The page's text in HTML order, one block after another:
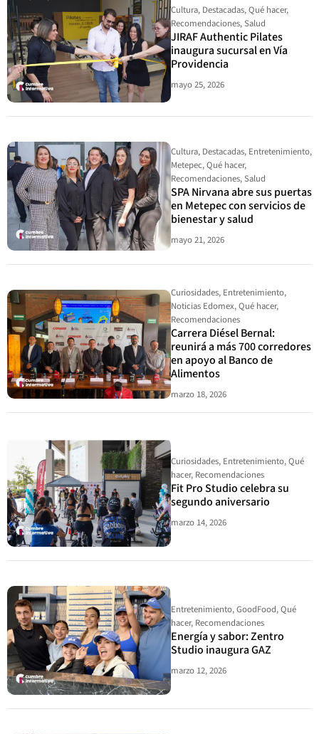
Cultura, Destacadas,Qué hacer,
Recomendaciones,Salud
JIRAF Authentic Pilates
inaugura sucursal en Vía
Providencia
mayo 25, 2026
Cultura, Destacadas, Entretenimiento,
Metepec,Qué hacer,
Recomendaciones,Salud
SPA Nirvana abre sus puertas
en Metepec con servicios de
bienestar y salud
mayo 21, 2026
Curiosidades, Entretenimiento,
Noticias Edomex,Qué hacer,
Recomendaciones
Carrera Diésel Bernal:
reunirá a más 700 corredores
en apoyo al Banco de
Alimentos
marzo 18, 2026
Curiosidades, Entretenimiento,Qué
hacer, Recomendaciones
Fit Pro Studio celebra su
segundo aniversario
marzo 14, 2026
Entretenimiento,GoodFood,Qué
hacer, Recomendaciones
Energía y sabor: Zentro
Studio inaugura GAZ
marzo 12, 2026